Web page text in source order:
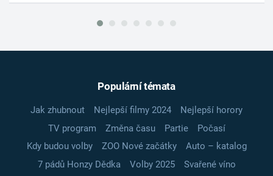
Populární témata
Jak zhubnout Nejlepší filmy 2024
Nejlepší horory
TV program
Změna času Partie
Počasí
Kdy budou volby
ZOO Nové začátky
Auto – katalog
7 pádů Honzy Dědka
Volby 2025
Svařené víno